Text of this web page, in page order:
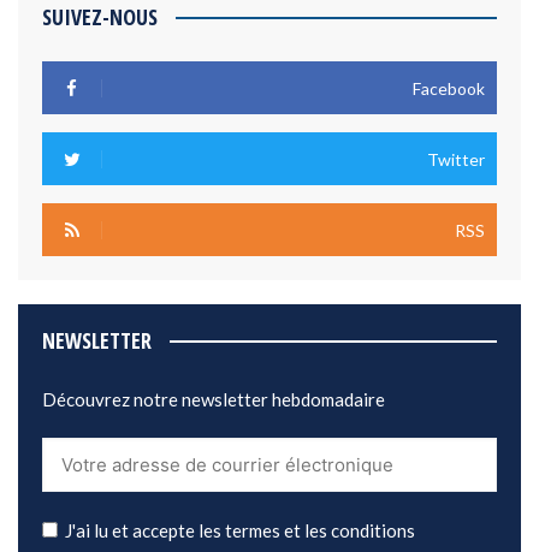
SUIVEZ-NOUS
Facebook
Twitter
RSS
NEWSLETTER
Découvrez notre newsletter hebdomadaire
J'ai lu et accepte les termes et les conditions